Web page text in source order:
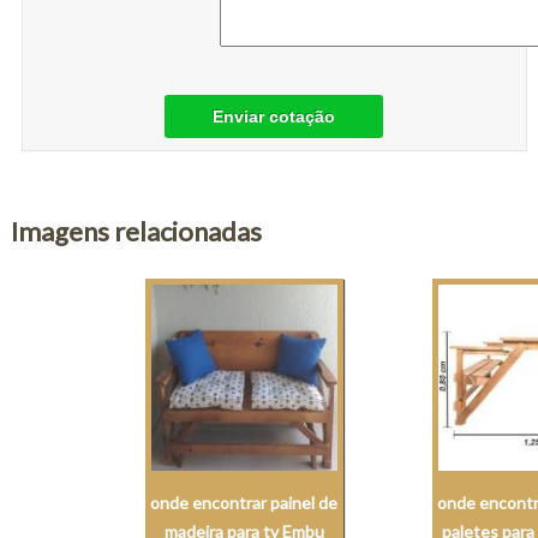
Enviar cotação
Imagens relacionadas
onde encontrar painel de
madeira para tv Embu
onde
paletes